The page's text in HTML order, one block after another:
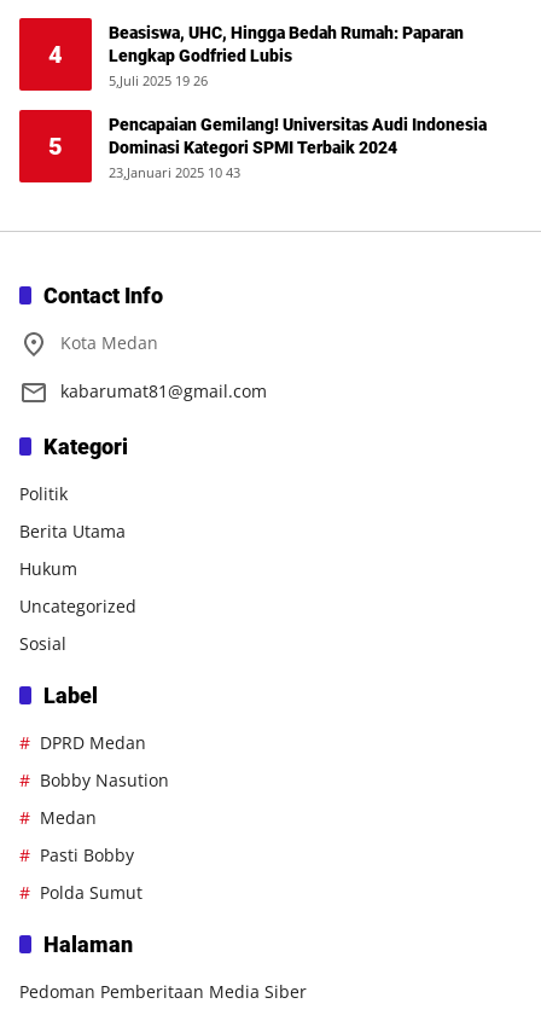
4
Beasiswa, UHC, Hingga Bedah Rumah: Paparan
Lengkap Godfried Lubis
5,Juli 2025 19 26
5
Pencapaian Gemilang! Universitas Audi Indonesia
Dominasi Kategori SPMI Terbaik 2024
23,Januari 2025 10 43
Contact Info
Kota Medan
kabarumat81@gmail.com
Kategori
Politik
Berita Utama
Hukum
Uncategorized
Sosial
Label
DPRD Medan
Bobby Nasution
Medan
Pasti Bobby
Polda Sumut
Halaman
Pedoman Pemberitaan Media Siber